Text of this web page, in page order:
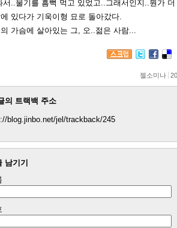
서..물기를 흠뻑 먹고 있었고..그래서인지..뭔가
있다가 기욱이형 묘로 돌아갔다.
가슴에 살아있는 그, 오..젊은 사람...
젤소미나
의 트랙백 주소
blog.jinbo.net/jel/trackback/245
남기기